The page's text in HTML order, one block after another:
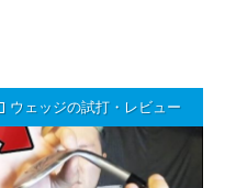
ウェッジの試打・レビュー